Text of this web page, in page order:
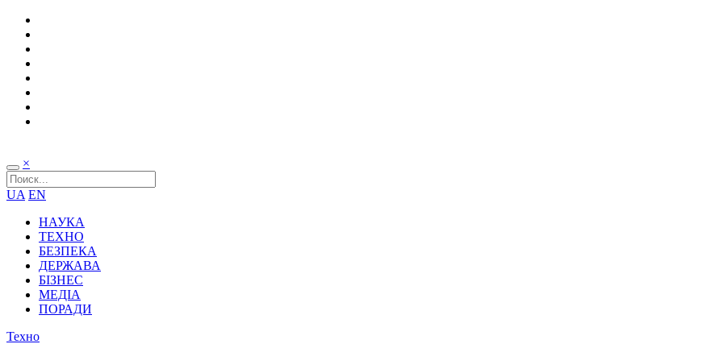
×
UA EN
НАУКА
ТЕХНО
БЕЗПЕКА
ДЕРЖАВА
БІЗНЕС
МЕДІА
ПОРАДИ
Техно